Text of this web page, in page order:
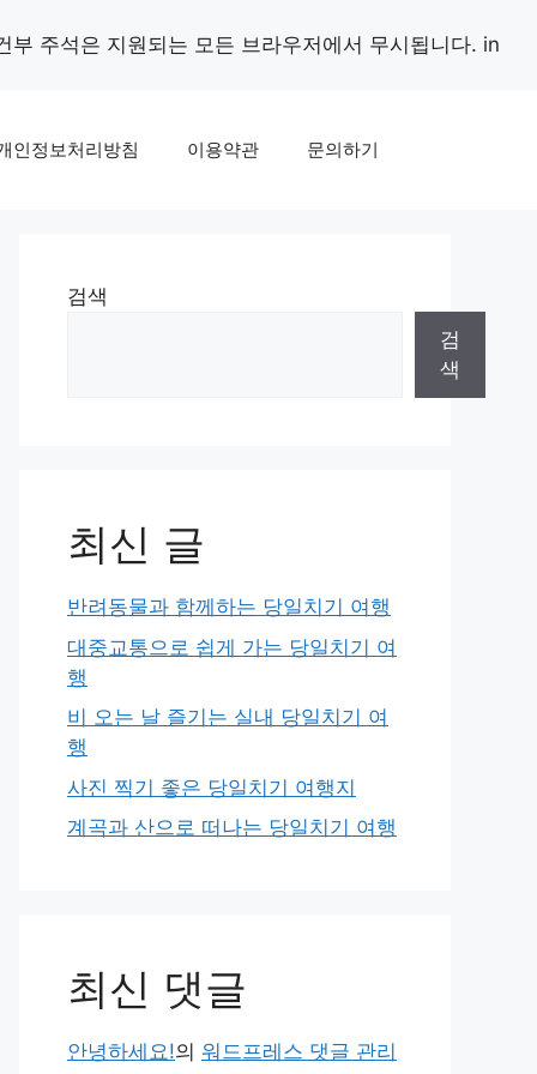
부 주석은 지원되는 모든 브라우저에서 무시됩니다. in
인정보처리방침 이용약관 문의하기
검색
검
색
최신 글
반려동물과 함께하는 당일치기 여행
대중교통으로 쉽게 가는 당일치기 여
행
비 오는 날 즐기는 실내 당일치기 여
행
사진 찍기 좋은 당일치기 여행지
계곡과 산으로 떠나는 당일치기 여행
최신 댓글
안녕하세요!의 워드프레스 댓글 관리